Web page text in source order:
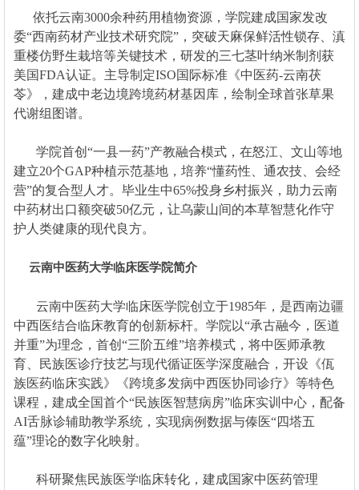
依托云南3000余种药用植物资源，学院建成国家发改
委“西南药材产业技术研究院”，突破天麻保鲜活性锁存、滇
重楼仿野生栽培等关键技术，研发的三七茎叶纳米制剂获
美国FDA认证。主导制定ISO国际标准《中医药-云南茯
苓》，建成中老边境跨境药材基因库，绘制全球首张草果
代谢组图谱。
学院首创“一县一药”产教融合模式，在怒江、文山等地
建立20个GAP种植示范基地，培养“懂药性、通农技、会经
营”的复合型人才。毕业生中65%投身乡村振兴，助力云南
中药材出口额突破50亿元，让乌蒙山间的本草智慧化作守
护人类健康的现代良方。
云南中医药大学临床医学院简介
云南中医药大学临床医学院创立于1985年，是西南边疆
中西医结合临床教育的创新标杆。学院以“承古融今，医道
并重”为理念，首创“三阶五维”培养模式，将中医师承教
育、民族医诊疗技艺与现代循证医学深度融合，开设《佤
族医药临床实践》《跨境多发病中西医协同诊疗》等特色
课程，建成全国首个“民族医智慧病房”临床实训中心，配备
AI舌脉诊辅助教学系统，实现病例数据与傣医“四塔五
蕴”理论的数字化映射。
科研聚焦民族医学临床转化，建成国家中医药管理